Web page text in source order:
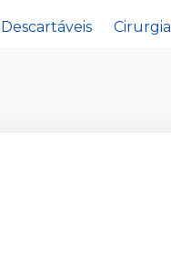
Descartáveis Cirurgia